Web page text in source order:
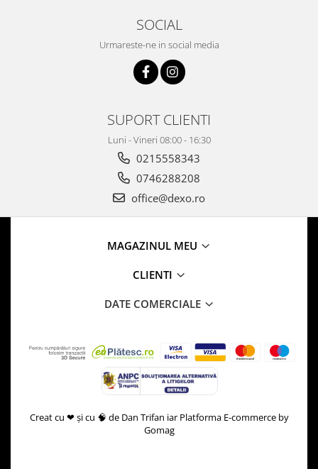
SOCIAL
Urmareste-ne in social media
SUPORT CLIENTI
Luni - Vineri 08:00 - 16:30
0215558343
0746288208
office@dexo.ro
MAGAZINUL MEU
CLIENTI
DATE COMERCIALE
Creat cu ❤ și cu 🧠 de Dan Trifan iar Platforma E-commerce by
Gomag